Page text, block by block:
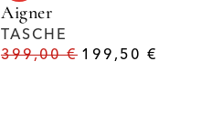
Aigner
TASCHE
399,00€ 199,50€